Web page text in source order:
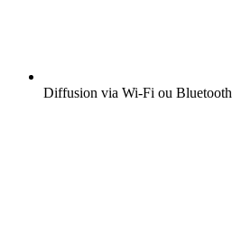
Diffusion via Wi-Fi ou Bluetooth